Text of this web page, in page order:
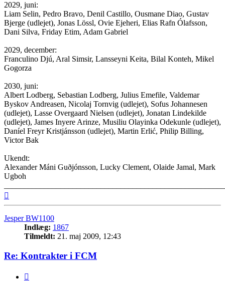
2029, juni:
Liam Selin, Pedro Bravo, Denil Castillo, Ousmane Diao, Gustav
Bjerge (udlejet), Jonas Lössl, Ovie Ejeheri, Elias Rafn Ólafsson,
Dani Silva, Friday Etim, Adam Gabriel
2029, december:
Franculino Djú, Aral Simsir, Lansseyni Keita, Bilal Konteh, Mikel
Gogorza
2030, juni:
Albert Lodberg, Sebastian Lodberg, Julius Emefile, Valdemar
Byskov Andreasen, Nicolaj Tornvig (udlejet), Sofus Johannesen
(udlejet), Lasse Overgaard Nielsen (udlejet), Jonatan Lindekilde
(udlejet), James Inyere Arinze, Musiliu Olayinka Odekunle (udlejet),
Daníel Freyr Kristjánsson (udlejet), Martin Erlić, Philip Billing,
Victor Bak
Ukendt:
Alexander Máni Guðjónsson, Lucky Clement, Olaide Jamal, Mark
Ugboh
Jesper BW1100
Indlæg: 1867
Tilmeldt: 21. maj 2009, 12:43
Re: Kontrakter i FCM